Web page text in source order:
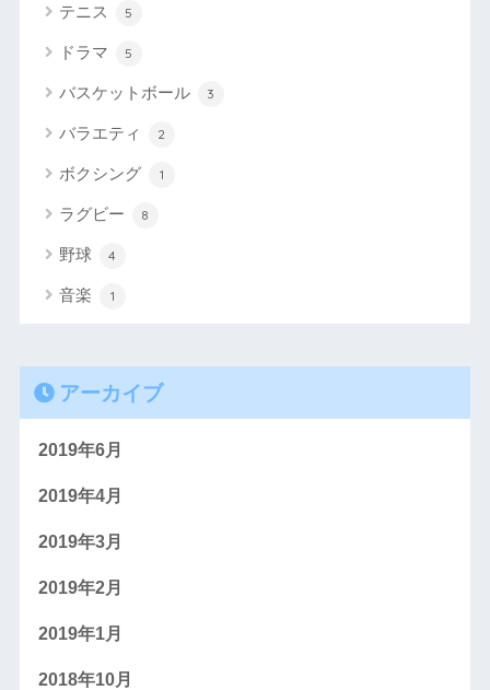
テニス 5
ドラマ 5
バスケットボール 3
バラエティ 2
ボクシング 1
ラグビー 8
野球 4
音楽 1
アーカイブ
2019年6月
2019年4月
2019年3月
2019年2月
2019年1月
2018年10月